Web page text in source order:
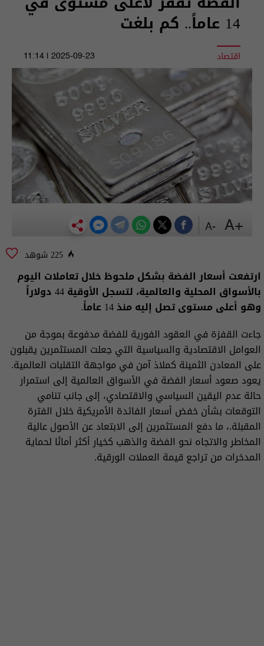
14 عاماً.. كم بلغت
اقتصاد 2025-09-23 | 11:14
225 شوهد
ارتفعت أسعار الفضة بشكل ملحوظ خلال تعاملات اليوم
بالأسواق المحلية والعالمية، لتسجل الأوقية 44 دولاراً
وهو أعلى مستوى تصل إليه منذ 14 عاماً.
جاءت القفزة في العقود الفورية للفضة مدفوعة بموجة من
العوامل الاقتصادية والسياسية التي جعلت المستثمرين يقبلون
على المعادن الثمينة كملاذ آمن في مواجهة التقلبات العالمية.
يعود صعود أسعار الفضة في الأسواق العالمية إلى استمرار
حالة عدم اليقين السياسي والاقتصادي، إلى جانب تنامي
التوقعات بشأن خفض أسعار الفائدة الأمريكية خلال الفترة
المقبلة.، ما دفع المستثمرين إلى الابتعاد عن الأصول عالية
المخاطر والاتجاه نحو الفضة والذهب كخيار أكثر أمانًا لحماية
المدخرات من تراجع قيمة العملات الورقية.
+A
-A